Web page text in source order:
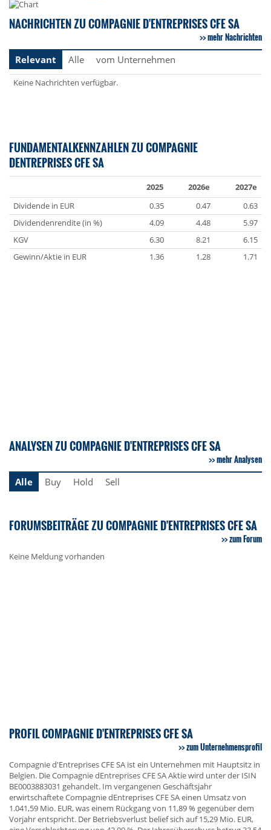
NACHRICHTEN ZU COMPAGNIE D'ENTREPRISES CFE SA
mehr Nachrichten
Relevant
Alle vom Unternehmen
Keine Nachrichten verfügbar.
FUNDAMENTALKENNZAHLEN ZU COMPAGNIE
DENTREPRISES CFE SA
2025 2026e
2027e
Dividende in EUR
0.35 0.47
0.63
Dividendenrendite (in %)
4.09 4.48
5.97
KGV
6.30 8.21
6.15
Gewinn/Aktie in EUR
1.36 1.28 1.71
ANALYSEN ZU COMPAGNIE D'ENTREPRISES CFE SA
mehr Analysen
Alle
Buy Hold Sell
FORUMSBEITRÄGE ZU COMPAGNIE D'ENTREPRISES CFE SA
zum Forum
Keine Meldung vorhanden
PROFIL COMPAGNIE D'ENTREPRISES CFE SA
zum Unternehmensprofil
Compagnie d'Entreprises CFE SA ist ein Unternehmen mit Hauptsitz in
Belgien. Die Compagnie dEntreprises CFE SA Aktie wird unter der ISIN
BE0003883031 gehandelt. Im vergangenen Geschäftsjahr
erwirtschaftete Compagnie dEntreprises CFE SA einen Umsatz von
1.041,59 Mio. EUR, was einem Rückgang von 11,89 % gegenüber dem
Vorjahr entspricht. Der Betriebsverlust belief sich auf 15,29 Mio. EUR,